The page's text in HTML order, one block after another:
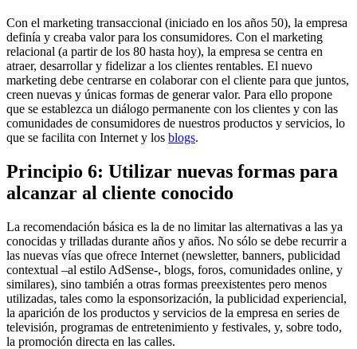
Con el marketing transaccional (iniciado en los años 50), la empresa
definía y creaba valor para los consumidores. Con el marketing
relacional (a partir de los 80 hasta hoy), la empresa se centra en
atraer, desarrollar y fidelizar a los clientes rentables. El nuevo
marketing debe centrarse en colaborar con el cliente para que juntos,
creen nuevas y únicas formas de generar valor. Para ello propone
que se establezca un diálogo permanente con los clientes y con las
comunidades de consumidores de nuestros productos y servicios, lo
que se facilita con Internet y los blogs.
Principio 6: Utilizar nuevas formas para
alcanzar al cliente conocido
La recomendación básica es la de no limitar las alternativas a las ya
conocidas y trilladas durante años y años. No sólo se debe recurrir a
las nuevas vías que ofrece Internet (newsletter, banners, publicidad
contextual –al estilo AdSense-, blogs, foros, comunidades online, y
similares), sino también a otras formas preexistentes pero menos
utilizadas, tales como la esponsorización, la publicidad experiencial,
la aparición de los productos y servicios de la empresa en series de
televisión, programas de entretenimiento y festivales, y, sobre todo,
la promoción directa en las calles.